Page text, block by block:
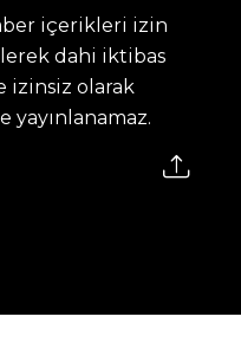
içerikleri izin
dahi iktibas
izinsiz olarak
yayınlanamaz.